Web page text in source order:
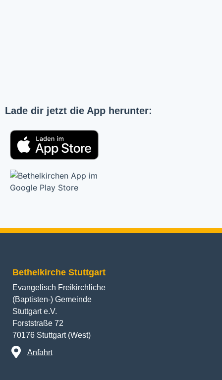
Lade dir jetzt die App herunter:
Bethelkirche Stuttgart
Evangelisch Freikirchliche
(Baptisten-) Gemeinde
Stuttgart e.V.
Forststraße 72
70176 Stuttgart (West)
Anfahrt